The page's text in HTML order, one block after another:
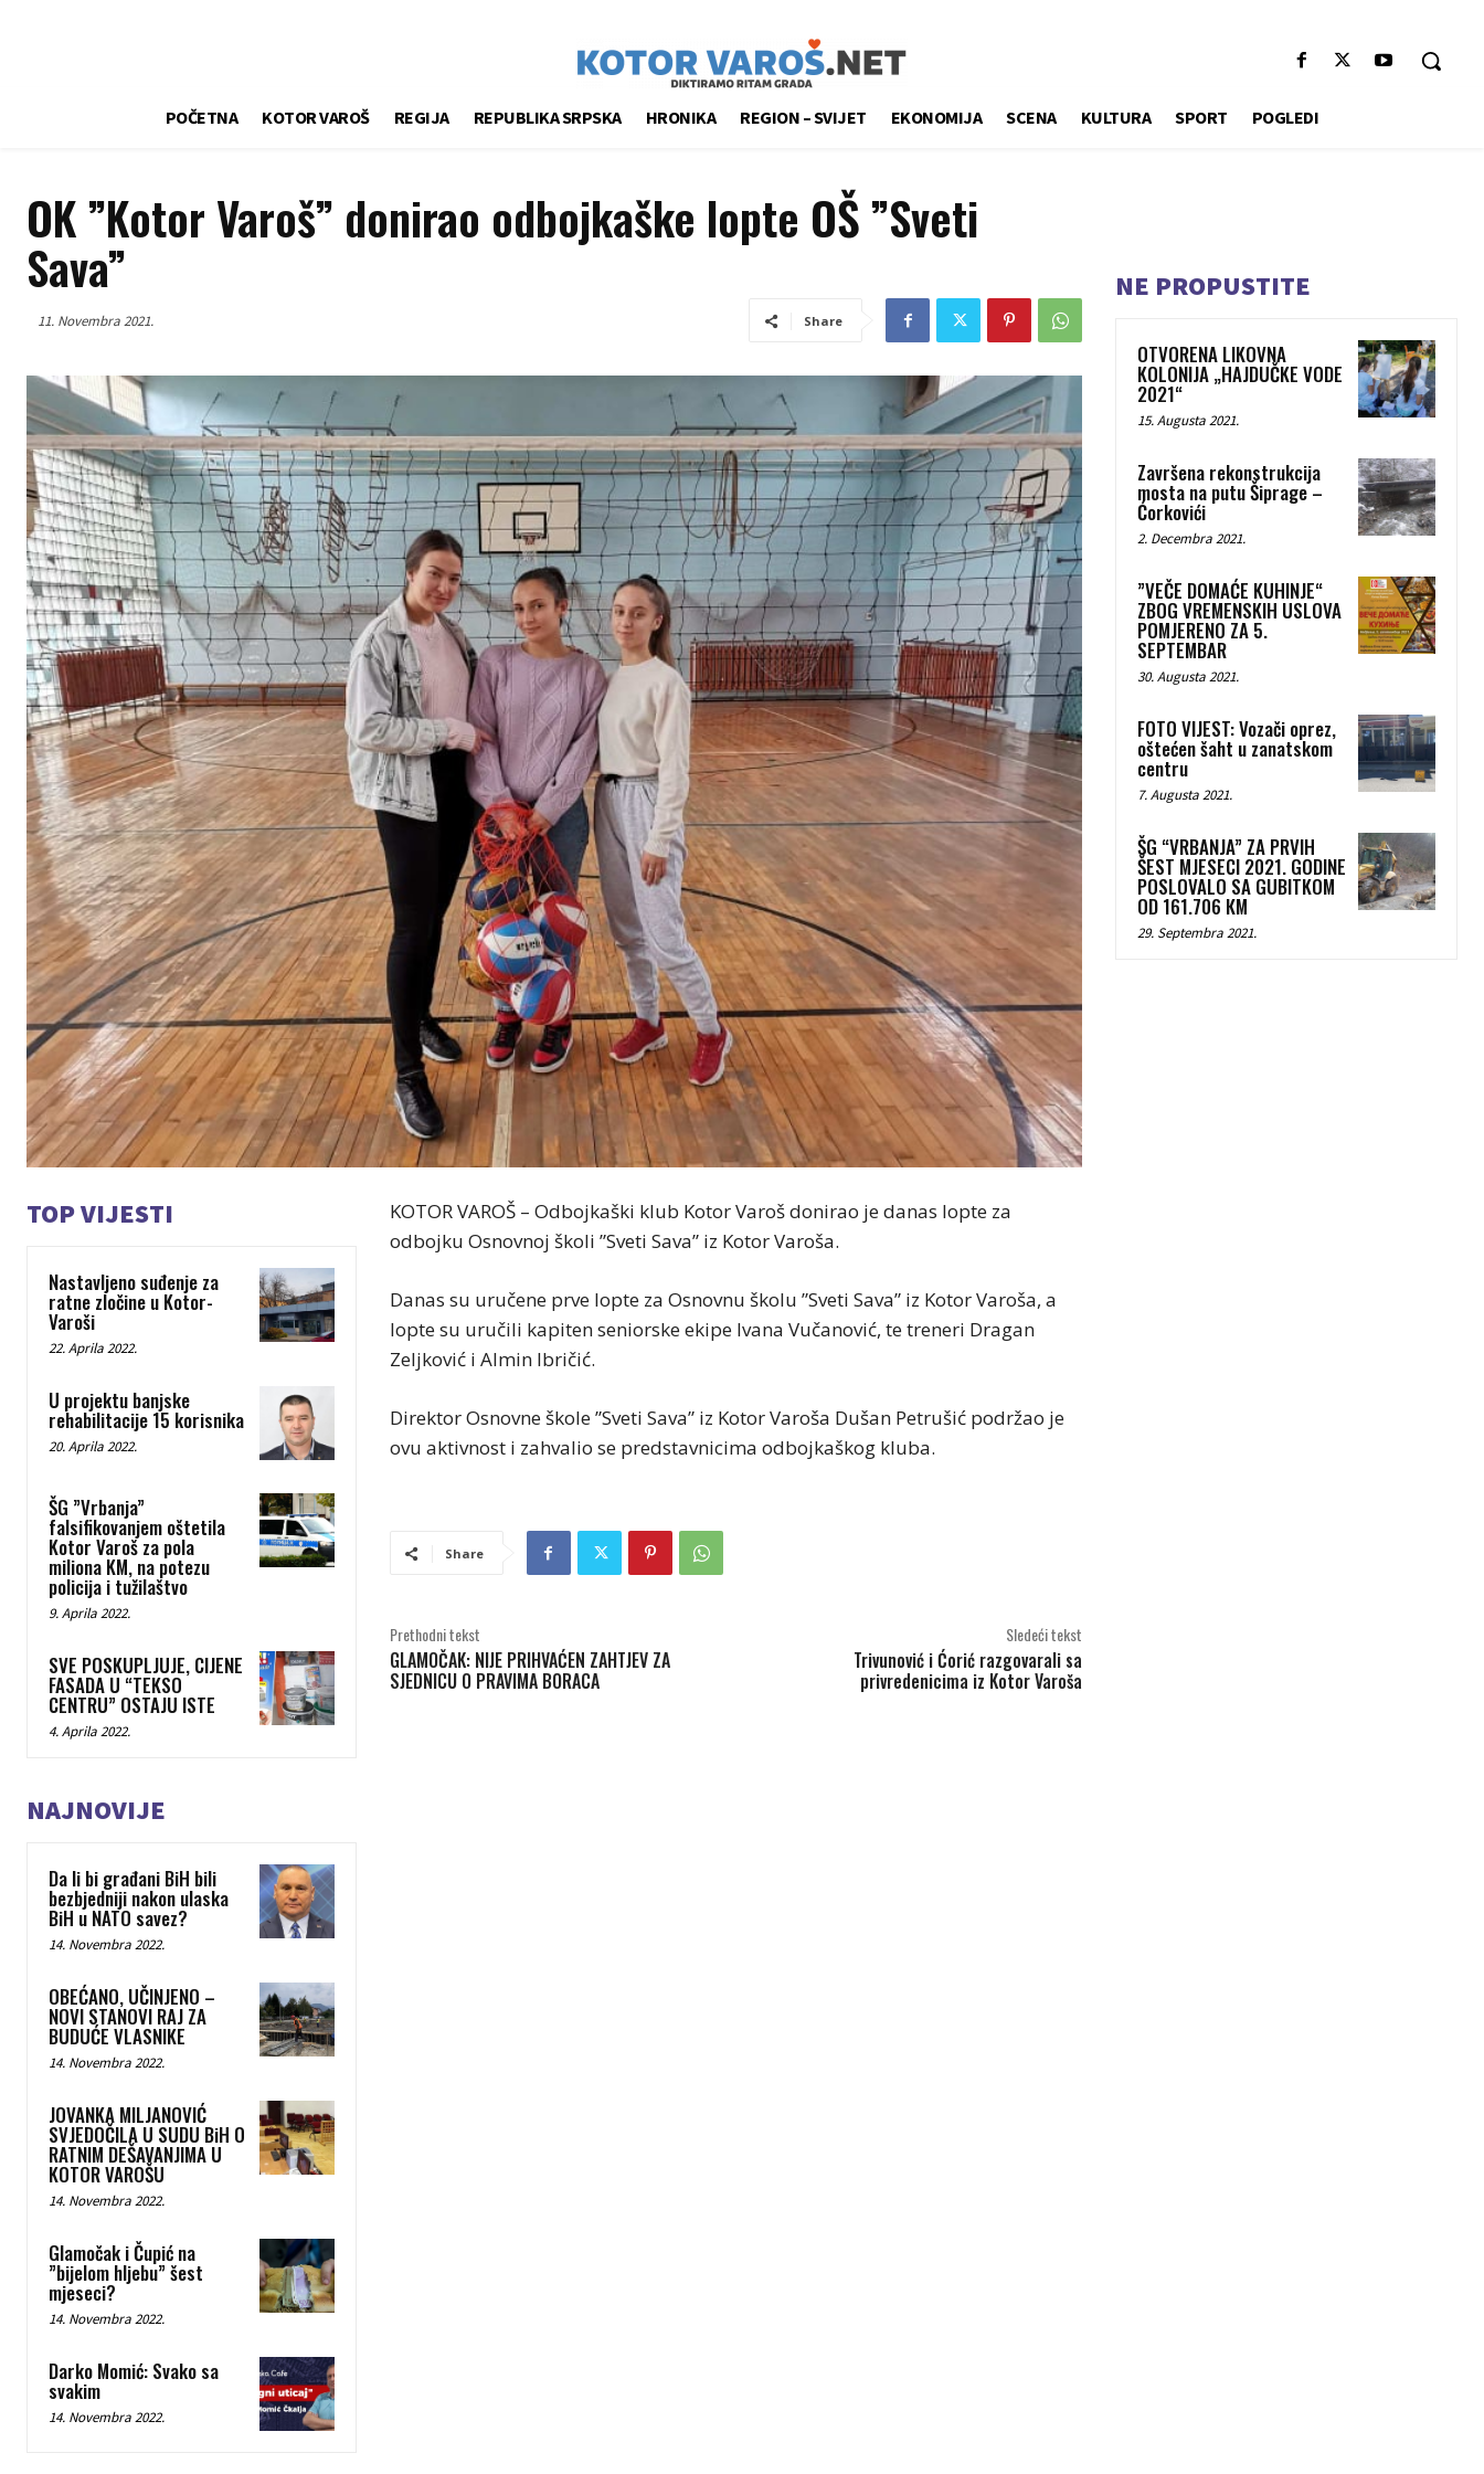
POČETNA KOTOR VAROŠ REGIJA REPUBLIKA SRPSKA HRONIKA REGION – SVIJET EKONOMIJA SCENA KULTURA SPORT POGLEDI
OK ”Kotor Varoš” donirao odbojkaške lopte OŠ ”Sveti
Sava”
11. Novembra 2021. Share
TOP VIJESTI
Nastavljeno suđenje za
ratne zločine u Kotor-
Varoši
22. Aprila 2022.
U projektu banjske
rehabilitacije 15 korisnika
20. Aprila 2022.
ŠG ”Vrbanja”
falsifikovanjem oštetila
Kotor Varoš za pola
miliona KM, na potezu
policija i tužilaštvo
9. Aprila 2022.
SVE POSKUPLJUJE, CIJENE
FASADA U “TEKSO
CENTRU” OSTAJU ISTE
4. Aprila 2022.
KOTOR VAROŠ – Odbojkaški klub Kotor Varoš donirao je danas lopte za
odbojku Osnovnoj školi ”Sveti Sava” iz Kotor Varoša.
Danas su uručene prve lopte za Osnovnu školu ”Sveti Sava” iz Kotor Varoša, a
lopte su uručili kapiten seniorske ekipe Ivana Vučanović, te treneri Dragan
Zeljković i Almin Ibričić.
Direktor Osnovne škole ”Sveti Sava” iz Kotor Varoša Dušan Petrušić podržao je
ovu aktivnost i zahvalio se predstavnicima odbojkaškog kluba.
Share
Prethodni tekst
GLAMOČAK: NIJE PRIHVAĆEN ZAHTJEV ZA
SJEDNICU O PRAVIMA BORACA
Sledeći tekst
Trivunović i Ćorić razgovarali sa
privredenicima iz Kotor Varoša
NAJNOVIJE
Da li bi građani BiH bili
bezbjedniji nakon ulaska
BiH u NATO savez?
14. Novembra 2022.
OBEĆANO, UČINJENO –
NOVI STANOVI RAJ ZA
BUDUĆE VLASNIKE
14. Novembra 2022.
JOVANKA MILJANOVIĆ
SVJEDOČILA U SUDU BiH O
RATNIM DEŠAVANJIMA U
KOTOR VAROŠU
14. Novembra 2022.
Glamočak i Čupić na
”bijelom hljebu” šest
mjeseci?
14. Novembra 2022.
Darko Momić: Svako sa
svakim
14. Novembra 2022.
NE PROPUSTITE
OTVORENA LIKOVNA
KOLONIJA „HAJDUČKE VODE
2021“
15. Augusta 2021.
Završena rekonstrukcija
mosta na putu Šiprage –
Ćorkovići
2. Decembra 2021.
”VEČE DOMAĆE KUHINJE“
ZBOG VREMENSKIH USLOVA
POMJERENO ZA 5.
SEPTEMBAR
30. Augusta 2021.
FOTO VIJEST: Vozači oprez,
oštećen šaht u zanatskom
centru
7. Augusta 2021.
ŠG “VRBANJA” ZA PRVIH
ŠEST MJESECI 2021. GODINE
POSLOVALO SA GUBITKOM
OD 161.706 КM
29. Septembra 2021.